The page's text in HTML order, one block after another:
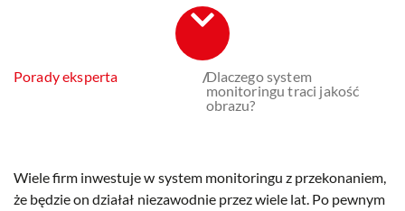
Porady eksperta /Dlaczego system
monitoringu traci jakość
obrazu?
Wiele firm inwestuje w system monitoringu z przekonaniem,
że będzie on działał niezawodnie przez wiele lat. Po pewnym